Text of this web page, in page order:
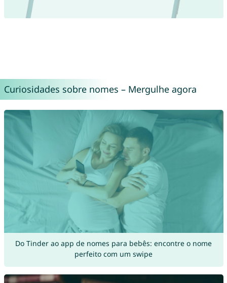
Curiosidades sobre nomes – Mergulhe agora
Do Tinder ao app de nomes para bebês: encontre o nome
perfeito com um swipe